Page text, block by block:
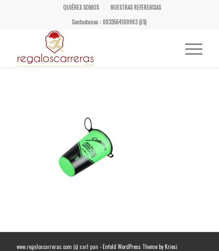
QUIÉNES SOMOS
NUESTRAS REFERENCIAS
Contactanos : 0033564100963 (ES)
www.regaloscarreras.com (c) sarl pan -Enfold WordPress Theme by Kriesi